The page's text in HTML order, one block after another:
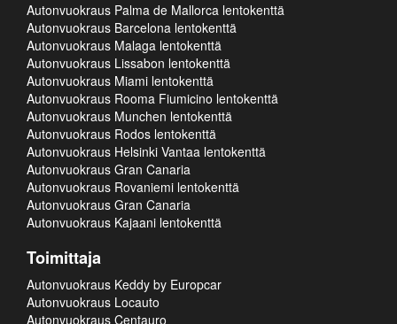
Autonvuokraus Palma de Mallorca lentokenttä
Autonvuokraus Barcelona lentokenttä
Autonvuokraus Malaga lentokenttä
Autonvuokraus Lissabon lentokenttä
Autonvuokraus Miami lentokenttä
Autonvuokraus Rooma Fiumicino lentokenttä
Autonvuokraus Munchen lentokenttä
Autonvuokraus Rodos lentokenttä
Autonvuokraus Helsinki Vantaa lentokenttä
Autonvuokraus Gran Canaria
Autonvuokraus Rovaniemi lentokenttä
Autonvuokraus Gran Canaria
Autonvuokraus Kajaani lentokenttä
Toimittaja
Autonvuokraus Keddy by Europcar
Autonvuokraus Locauto
Autonvuokraus Centauro